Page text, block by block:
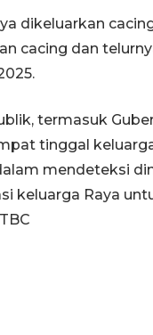
dikeluarkan
cacing dan
termasuk
tinggal
mendeteksi
keluarga Raya